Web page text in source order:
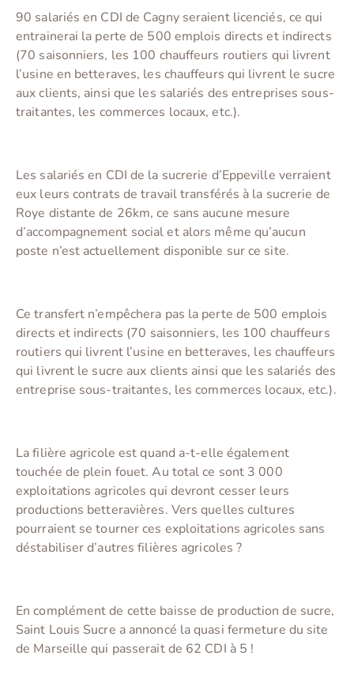
90 salariés en CDI de Cagny seraient licenciés, ce qui
entrainerai la perte de 500 emplois directs et indirects
(70 saisonniers, les 100 chauffeurs routiers qui livrent
l’usine en betteraves, les chauffeurs qui livrent le sucre
aux clients, ainsi que les salariés des entreprises sous-
traitantes, les commerces locaux, etc.).
Les salariés en CDI de la sucrerie d’Eppeville verraient
eux leurs contrats de travail transférés à la sucrerie de
Roye distante de 26km, ce sans aucune mesure
d’accompagnement social et alors même qu’aucun
poste n’est actuellement disponible sur ce site.
Ce transfert n’empêchera pas la perte de 500 emplois
directs et indirects (70 saisonniers, les 100 chauffeurs
routiers qui livrent l’usine en betteraves, les chauffeurs
qui livrent le sucre aux clients ainsi que les salariés des
entreprise sous-traitantes, les commerces locaux, etc.).
La filière agricole est quand a-t-elle également
touchée de plein fouet. Au total ce sont 3 000
exploitations agricoles qui devront cesser leurs
productions betteravières. Vers quelles cultures
pourraient se tourner ces exploitations agricoles sans
déstabiliser d’autres filières agricoles ?
En complément de cette baisse de production de sucre,
Saint Louis Sucre a annoncé la quasi fermeture du site
de Marseille qui passerait de 62 CDI à 5 !